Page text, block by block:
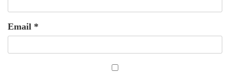
Email *